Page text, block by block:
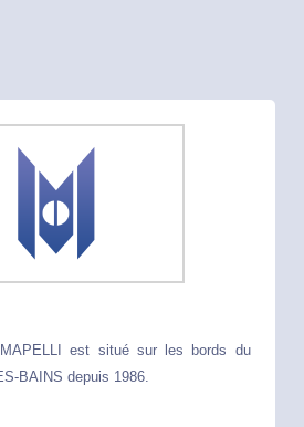
est situé sur les bords du
BAINS depuis 1986.